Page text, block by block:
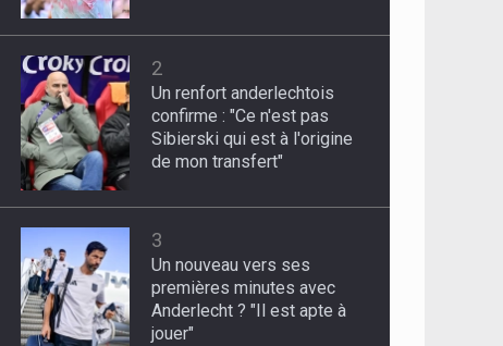
2
Un renfort anderlechtois
confirme : "Ce n'est pas
Sibierski qui est à l'origine
de mon transfert"
3
Un nouveau vers ses
premières minutes avec
Anderlecht ? "Il est apte à
jouer"